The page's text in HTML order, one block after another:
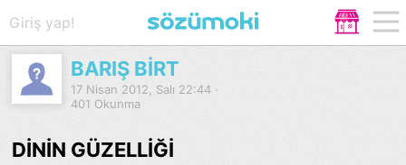
Giriş yap!
BARIŞ BİRT
17 Nisan 2012, Salı 22:44 ·
401 Okunma
DİNİN GÜZELLİĞİ